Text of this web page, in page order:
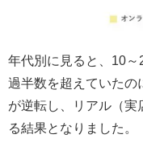
年代別に見ると、10
過半数を超えていたの
が逆転し、リアル（実
る結果となりました。